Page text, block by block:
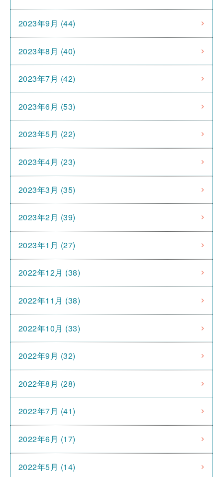
2023年9月 (44)
2023年8月 (40)
2023年7月 (42)
2023年6月 (53)
2023年5月 (22)
2023年4月 (23)
2023年3月 (35)
2023年2月 (39)
2023年1月 (27)
2022年12月 (38)
2022年11月 (38)
2022年10月 (33)
2022年9月 (32)
2022年8月 (28)
2022年7月 (41)
2022年6月 (17)
2022年5月 (14)